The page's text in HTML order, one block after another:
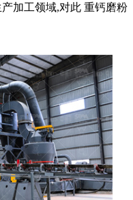
加工领域,对此 重钙磨粉